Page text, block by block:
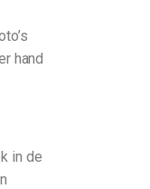
hand
in de